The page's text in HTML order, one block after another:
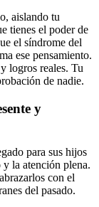
aislando tu
tienes el poder de
el síndrome del
ese pensamiento.
logros reales. Tu
de nadie.
y
para sus hijos
la atención plena.
con el
del pasado.